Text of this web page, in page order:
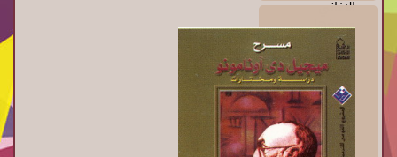
الاغاني
وصيغها
الموسيقية
والايقاع. كما
تتناول سلالم
الموسيقي
السيوية.
ومكان
الموسيقى